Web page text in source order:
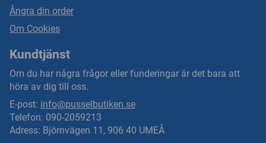
Ångra din order
Om Cookies
Kundtjänst
Om du har några frågor eller funderingar är det bara att
höra av dig till oss.
E-post: info@pusselbutiken.se
Telefon: 090-2059213
Adress: Björnvägen 11, 906 40 UMEÅ